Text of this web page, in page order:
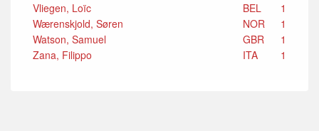
Vliegen, Loïc
BEL
1
Wærenskjold, Søren
NOR
1
Watson, Samuel
GBR
1
Zana, Filippo
ITA 1